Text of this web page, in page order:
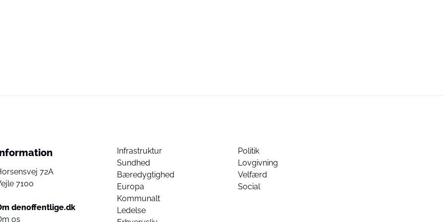
72A
7100
denoffentlige.dk
os
Infrastruktur
Sundhed
Bæredygtighed
Europa
Kommunalt
Ledelse
Politik
Lovgivning
Velfærd
Social